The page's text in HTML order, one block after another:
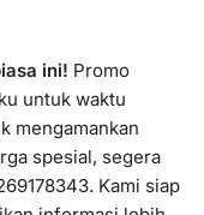
ini! Promo
untuk waktu
mengamankan
spesial, segera
Kami siap